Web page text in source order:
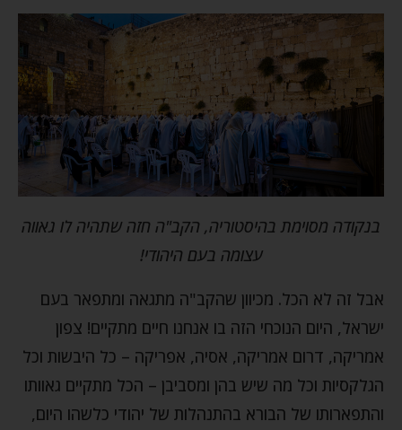
בנקודה מסוימת בהיסטוריה, הקב"ה חזה שתהיה לו גאווה
עצומה בעם היהודי!
אבל זה לא הכל. מכיוון שהקב"ה מתגאה ומתפאר בעם
ישראל, היום הנוכחי הזה בו אנחנו חיים מתקיים! צפון
אמריקה, דרום אמריקה, אסיה, אפריקה – כל היבשות וכל
הגלקסיות וכל מה שיש בהן ומסביבן – הכל מתקיים גאוותו
והתפארותו של הבורא בהתנהלות של יהודי כלשהו היום,